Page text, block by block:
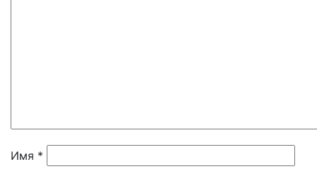
Имя *